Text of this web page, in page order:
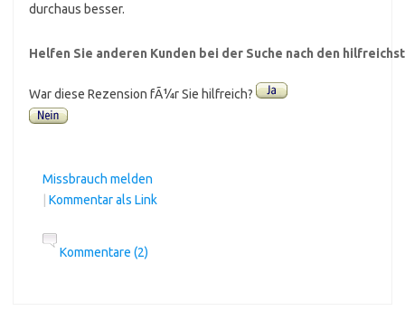
durchaus besser.
Helfen Sie anderen Kunden bei der Suche nach den
War diese Rezension fÃ¼r Sie hilfreich?
Missbrauch melden
Kommentar als Link
Kommentare (2)